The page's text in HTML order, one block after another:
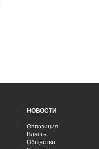
НОВОСТИ
Оппозиция
Власть
Общество